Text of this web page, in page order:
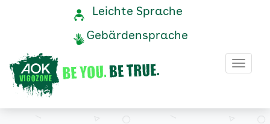
Zigarette
Archive
AOK
Navigation
Service-
Leichte Sprache
Gebärdensprache